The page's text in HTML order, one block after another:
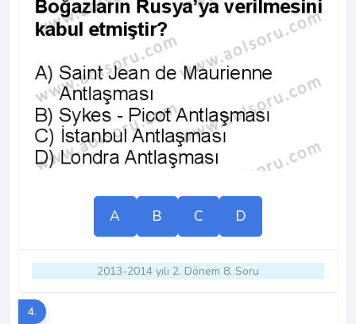
A B C D
2013-2014 yılı 2. Dönem 8. Soru
4.